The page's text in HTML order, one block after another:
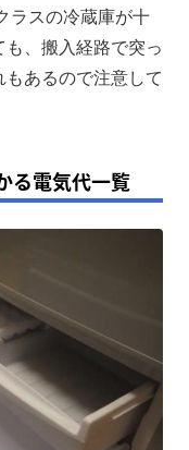
ラスの冷蔵庫が十
、搬入経路で突っ
あるので注意して
る電気代一覧